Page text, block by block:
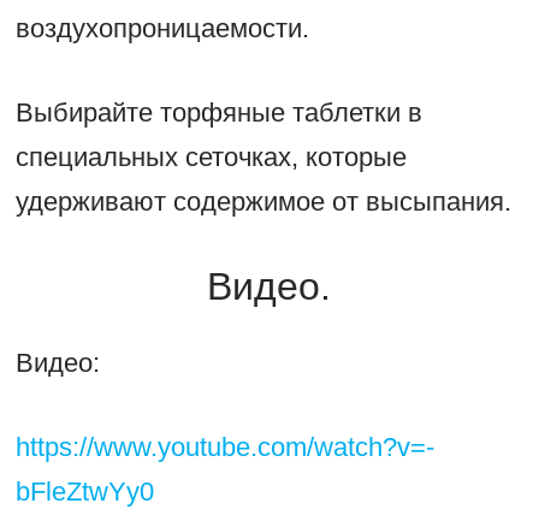
воздухопроницаемости.
Выбирайте торфяные таблетки в
специальных сеточках, которые
удерживают содержимое от высыпания.
Видео.
Видео:
https://www.youtube.com/watch?v=-
bFleZtwYy0